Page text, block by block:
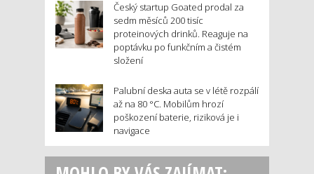
Český startup Goated prodal za
sedm měsíců 200 tisíc
proteinových drinků. Reaguje na
poptávku po funkčním a čistém
složení
Palubní deska auta se v létě rozpálí
až na 80 °C. Mobilům hrozí
poškození baterie, riziková je i
navigace